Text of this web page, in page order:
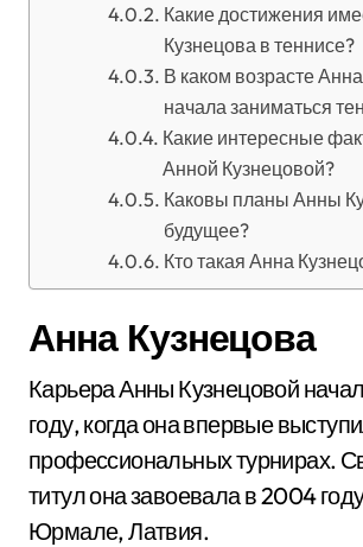
Какие достижения
Кузнецова в теннисе?
В каком возрасте
начала заниматься
Какие интересные
Анной Кузнецовой?
Каковы планы Анны
будущее?
Кто такая Анна
Анна Кузнецова
Карьера Анны Кузнецовой
году, когда она впервые
профессиональных турнирах.
титул она завоевала в 2004
Юрмале, Латвия.